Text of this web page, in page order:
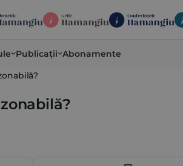
Publicații Abonamente